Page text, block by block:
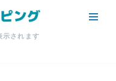
示されます